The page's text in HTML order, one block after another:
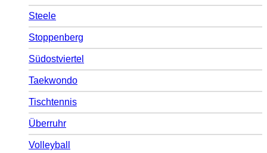
Steele
Stoppenberg
Südostviertel
Taekwondo
Tischtennis
Überruhr
Volleyball